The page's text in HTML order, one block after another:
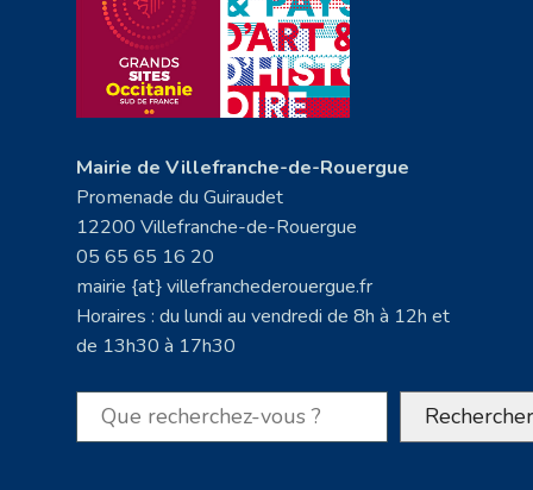
Mairie de Villefranche-de-Rouergue
Promenade du Guiraudet
12200 Villefranche-de-Rouergue
05 65 65 16 20
mairie {at} villefranchederouergue.fr
Horaires : du lundi au vendredi de 8h à 12h et
de 13h30 à 17h30
Rechercher Rechercher